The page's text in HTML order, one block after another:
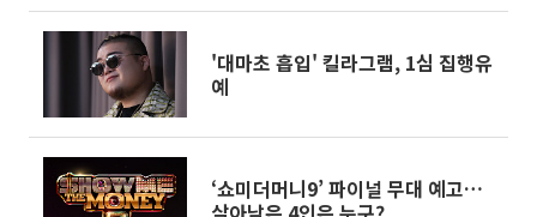
'대마초 흡입' 킬라그램, 1심 집행유
예
‘쇼미더머니9’ 파이널 무대 예고…